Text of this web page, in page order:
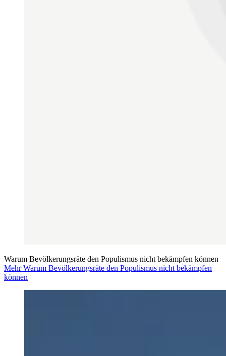
Warum Bevölkerungsräte den Populismus nicht bekämpfen können
Mehr Warum Bevölkerungsräte den Populismus nicht bekämpfen
können